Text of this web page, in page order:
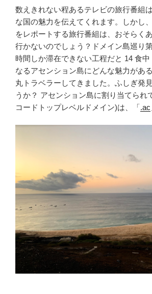
数えきれない程あるテレビの旅行番組
な国の魅力を伝えてくれます。しかし
をレポートする旅行番組は、おそらく
行かないのでしょう？ドメイン島巡り
時間しか滞在できない工程だと 14 食中
なるアセンション島にどんな魅力があ
丸トラベラーしてきました。ふしぎ発
うか？ アセンション島に割り当てられ
コードトップレベルドメイン)は、「.ac